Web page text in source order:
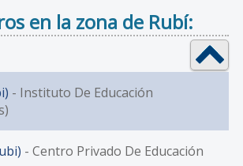
en la zona de Rubí:
- Instituto De Educación
- Centro Privado De Educación